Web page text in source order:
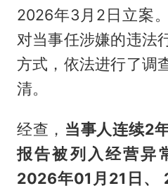
2026年3月2日立案
对当事任涉嫌的违法
方式，依法进行了调
清。
经查， 当事人连续2
报告被列入经营异
2026年01月21日、